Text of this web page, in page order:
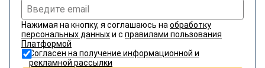
Нажимая на кнопку, я соглашаюсь на обработку
персональных данныхи с правилами пользования
Платформой
Согласен на получение информационной и
рекламной рассылки